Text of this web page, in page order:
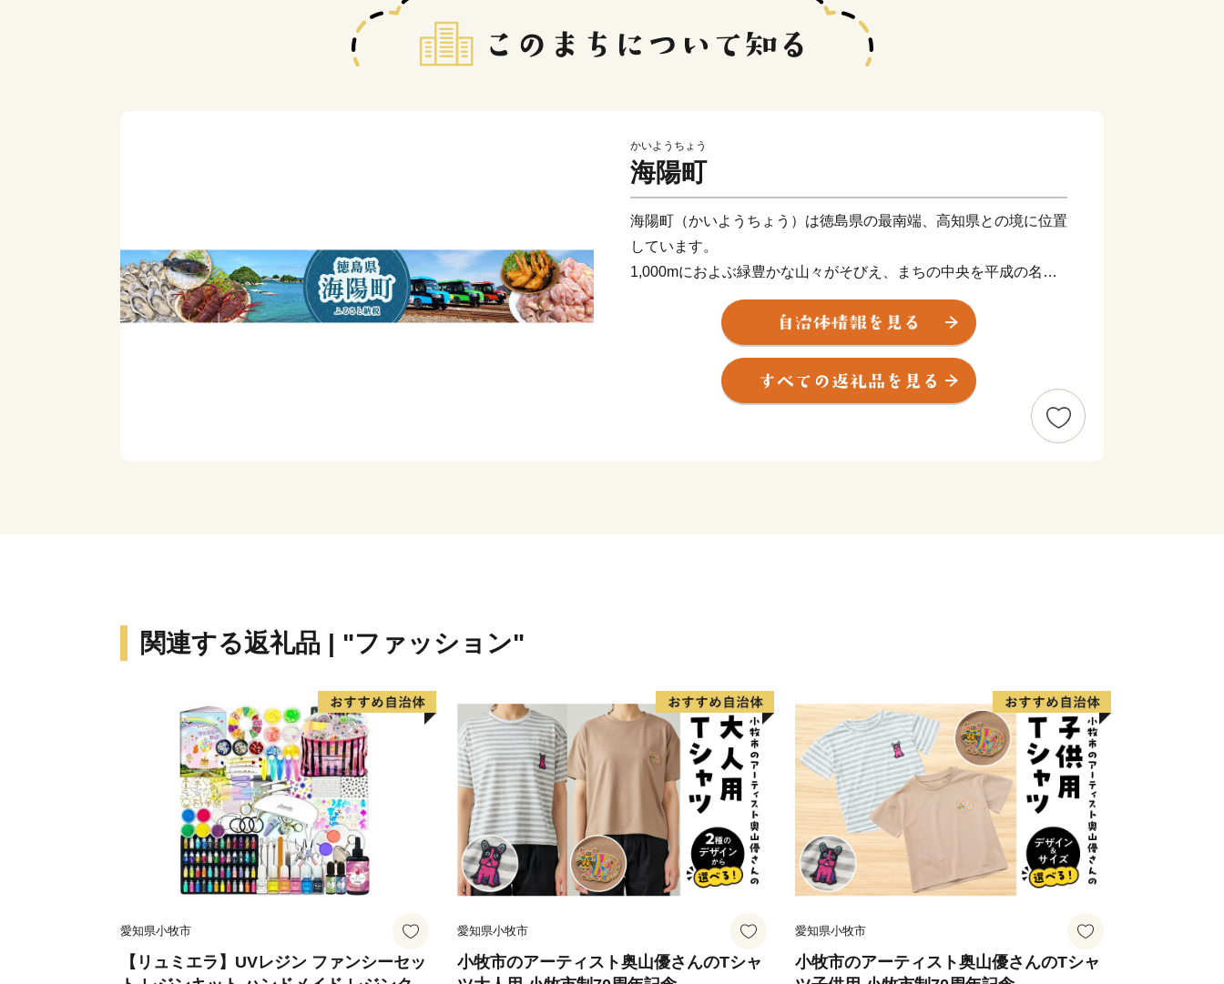
かいようちょう
海陽町
海陽町（かいようちょう）は徳島県の最南端、高知県との境に位置
しています。
1,000mにおよぶ緑豊かな山々がそびえ、まちの中央を平成の名水
100選・究極の清流「海部川」が流れています。上流には日本の滝
100選の「轟の滝」があり、河口付近は日本有数のサーフポイント
として有名です。
青く美しい海岸は室戸阿南海岸国定公園に指定され、シーカヤック
やダイビング、SUPなどのマリンアクティビティを楽しむことが
関連する返礼品 | "ファッション"
愛知県小牧市
【リュミエラ】UVレジン ファンシーセッ
愛知県小牧市
小牧市のアーティスト奥山優さんのTシャ
愛知県小牧市
小牧市のアーティスト奥山優さんのTシャ